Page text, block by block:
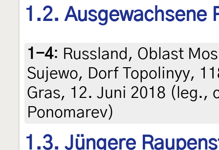
1.2. Ausgewachsene
1-4: Russland, Oblast
Sujewo, Dorf Topolinyy,
Gras, 12. Juni 2018 (leg.,
Ponomarev)
1.3. Jüngere